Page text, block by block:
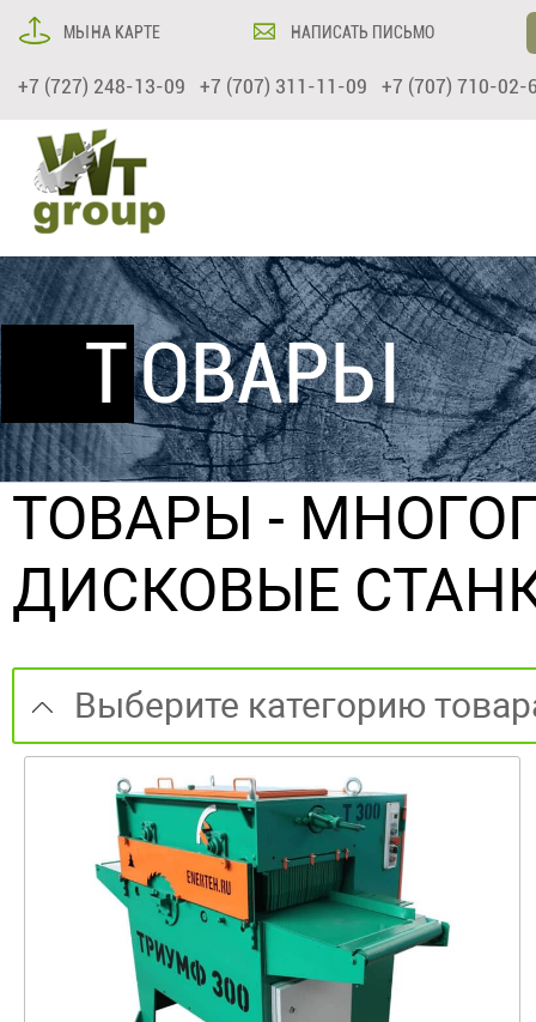
МЫ НА КАРТЕ НАПИСАТЬ ПИСЬМО
+7 (727) 248-13-09 +7 (707) 311-11-09 +7 (707) 710-02-
ТОВАРЫ
ТОВАРЫ -
ДИСКОВЫЕ
Выберите категорию